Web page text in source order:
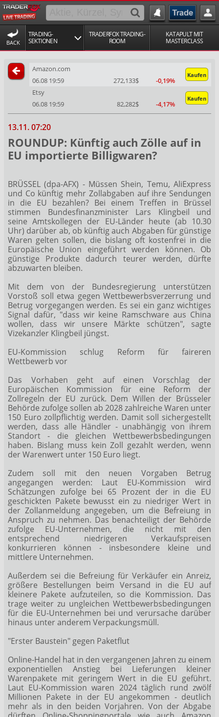
BACK
TRADING-
SEKTIONEN
TRADERFOX TRADING-
ROOM
KATAPULT MIT
MASTERCLASS
Amazon.com
Kaufen
06.08 19:59 272,133$
-0,19%
Etsy
Kaufen
06.08 19:59 82,282$ -4,17%
13.11. 07:20
ROUNDUP: Künftig auch Zölle auf in
EU importierte Billigwaren?
BRÜSSEL (dpa-AFX) - Müssen Shein, Temu, AliExpress
und Co künftig mehr Zollabgaben auf ihre Sendungen
in die EU bezahlen? Bei einem Treffen in Brüssel
stimmen Bundesfinanzminister Lars Klingbeil und
seine Amtskollegen der EU-Länder heute (ab 10.30
Uhr) darüber ab, ob künftig auch Abgaben für günstige
Waren gelten sollen, die bislang oft kostenfrei in die
Europäische Union eingeführt werden können. Ob
günstige Produkte dadurch teurer werden, dürfte
abzuwarten bleiben.
Mit dem von der Bundesregierung unterstützen
Vorstoß soll etwa gegen Wettbewerbsverzerrung und
Betrug vorgegangen werden. Es sei ein ganz wichtiges
Signal dafür, "dass wir keine Ramschware aus China
wollen, dass wir unsere Märkte schützen", sagte
Vizekanzler Klingbeil jüngst.
EU-Kommission schlug Reform für faireren
Wettbewerb vor
Das Vorhaben geht auf einen Vorschlag der
Europäischen Kommission für eine Reform der
Zollregeln der EU zurück. Dem Willen der Brüsseler
Behörde zufolge sollen ab 2028 zahlreiche Waren unter
150 Euro zollpflichtig werden. Damit soll sichergestellt
werden, dass alle Händler - unabhängig von ihrem
Standort - die gleichen Wettbewerbsbedingungen
haben. Bislang muss kein Zoll gezahlt werden, wenn
der Warenwert unter 150 Euro liegt.
Zudem soll mit den neuen Vorgaben Betrug
angegangen werden: Laut EU-Kommission wird
Schätzungen zufolge bei 65 Prozent der in die EU
geschickten Pakete bewusst ein zu niedriger Wert in
der Zollanmeldung angegeben, um die Befreiung in
Anspruch zu nehmen. Das benachteiligt der Behörde
zufolge EU-Unternehmen, die nicht mit den
entsprechend niedrigeren Verkaufspreisen
konkurrieren können - insbesondere kleine und
mittlere Unternehmen.
Außerdem sei die Befreiung für Verkäufer ein Anreiz,
größere Bestellungen beim Versand in die EU auf
kleinere Pakete aufzuteilen, so die Kommission. Das
trage weiter zu ungleichen Wettbewerbsbedingungen
für die EU-Unternehmen bei und verursache darüber
hinaus unter anderem Verpackungsmüll.
"Erster Baustein" gegen Paketflut
Online-Handel hat in den vergangenen Jahren zu einem
exponentiellen Anstieg bei Lieferungen kleiner
Warenpakete mit geringem Wert in die EU geführt.
Laut EU-Kommission waren 2024 täglich rund zwölf
Millionen Pakete in der EU angekommen - deutlich
mehr als in den beiden Vorjahren. Von der Abgabe